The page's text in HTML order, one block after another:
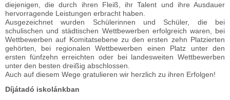
diejenigen, die durch ihren Fleiß, ihr Talent und ihre Ausdauer
hervorragende Leistungen erbracht haben.
Ausgezeichnet wurden Schülerinnen und Schüler, die bei
schulischen und städtischen Wettbewerben erfolgreich waren, bei
Wettbewerben auf Komitatsebene zu den ersten zehn Platzierten
gehörten, bei regionalen Wettbewerben einen Platz unter den
ersten fünfzehn erreichten oder bei landesweiten Wettbewerben
unter den besten dreißig abschlossen.
Auch auf diesem Wege gratulieren wir herzlich zu ihren Erfolgen!
Díjátadó iskolánkban